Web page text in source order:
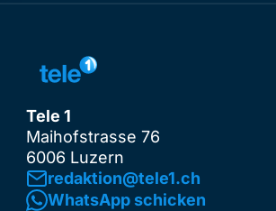
Tele 1
Maihofstrasse 76
6006 Luzern
redaktion@tele1.ch
WhatsApp schicken